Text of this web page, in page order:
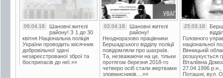
06.04.18
Шановні жителі
району! З 1 до 30
квітня Національна поліція
України проводить місячник
добровільної здачі
незареєстрованої зброї та
боєприпасів до неї.»»
02.04.18
Шановні жителі
району!
Неодноразово працівники
Бершадського відділу поліції
повідомляли про шахраїв.
Та, незважаючи на це, тільки
протягом березня 2018-го
четверо осіб стали жертвами
зловмисників....»»
25.03.18
Головного
національної
Вінницькій
розшукується
Віталіївна
27.04.1996 р.н.,
Поташні, вул.